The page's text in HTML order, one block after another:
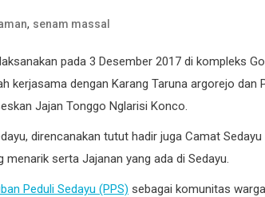
, senam massal
pada 3 Desember 2017 di kompleks
kerjasama dengan Karang Taruna argorejo dan
Jajan Tonggo Nglarisi Konco.
direncanakan tutut hadir juga Camat
menarik serta Jajanan yang ada di Sedayu.
Peduli Sedayu (PPS) sebagai komunitas